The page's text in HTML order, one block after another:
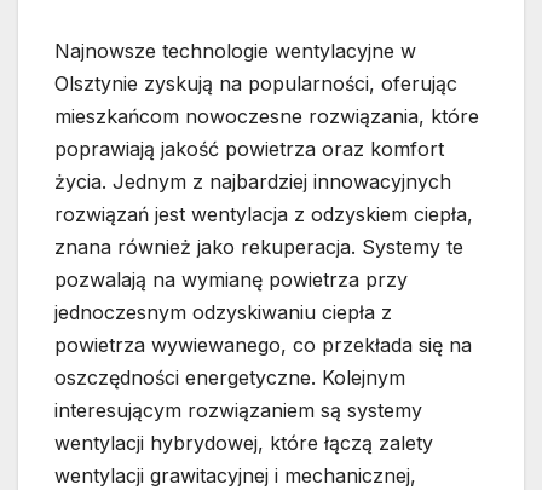
Najnowsze technologie wentylacyjne w
Olsztynie zyskują na popularności, oferując
mieszkańcom nowoczesne rozwiązania, które
poprawiają jakość powietrza oraz komfort
życia. Jednym z najbardziej innowacyjnych
rozwiązań jest wentylacja z odzyskiem ciepła,
znana również jako rekuperacja. Systemy te
pozwalają na wymianę powietrza przy
jednoczesnym odzyskiwaniu ciepła z
powietrza wywiewanego, co przekłada się na
oszczędności energetyczne. Kolejnym
interesującym rozwiązaniem są systemy
wentylacji hybrydowej, które łączą zalety
wentylacji grawitacyjnej i mechanicznej,